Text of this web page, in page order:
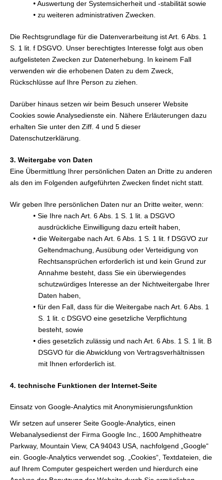
• Auswertung der Systemsicherheit und -stabilität sowie
• zu weiteren administrativen Zwecken.
Die Rechtsgrundlage für die Datenverarbeitung ist Art. 6 Abs. 1
S. 1 lit. f DSGVO. Unser berechtigtes Interesse folgt aus oben
aufgelisteten Zwecken zur Datenerhebung. In keinem Fall
verwenden wir die erhobenen Daten zu dem Zweck,
Rückschlüsse auf Ihre Person zu ziehen.
Darüber hinaus setzen wir beim Besuch unserer Website
Cookies sowie Analysedienste ein. Nähere Erläuterungen dazu
erhalten Sie unter den Ziff. 4 und 5 dieser
Datenschutzerklärung.
3. Weitergabe von Daten
Eine Übermittlung Ihrer persönlichen Daten an Dritte zu anderen
als den im Folgenden aufgeführten Zwecken findet nicht statt.
Wir geben Ihre persönlichen Daten nur an Dritte weiter, wenn:
• Sie Ihre nach Art. 6 Abs. 1 S. 1 lit. a DSGVO
ausdrückliche Einwilligung dazu erteilt haben,
• die Weitergabe nach Art. 6 Abs. 1 S. 1 lit. f DSGVO zur
Geltendmachung, Ausübung oder Verteidigung von
Rechtsansprüchen erforderlich ist und kein Grund zur
Annahme besteht, dass Sie ein überwiegendes
schutzwürdiges Interesse an der Nichtweitergabe Ihrer
Daten haben,
• für den Fall, dass für die Weitergabe nach Art. 6 Abs. 1
S. 1 lit. c DSGVO eine gesetzliche Verpflichtung
besteht, sowie
• dies gesetzlich zulässig und nach Art. 6 Abs. 1 S. 1 lit. B
DSGVO für die Abwicklung von Vertragsverhältnissen
mit Ihnen erforderlich ist.
4. technische Funktionen der Internet-Seite
Einsatz von Google-Analytics mit Anonymisierungsfunktion
Wir setzen auf unserer Seite Google-Analytics, einen
Webanalysedienst der Firma Google Inc., 1600 Amphitheatre
Parkway, Mountain View, CA 94043 USA, nachfolgend „Google“
ein. Google-Analytics verwendet sog. „Cookies“, Textdateien, die
auf Ihrem Computer gespeichert werden und hierdurch eine